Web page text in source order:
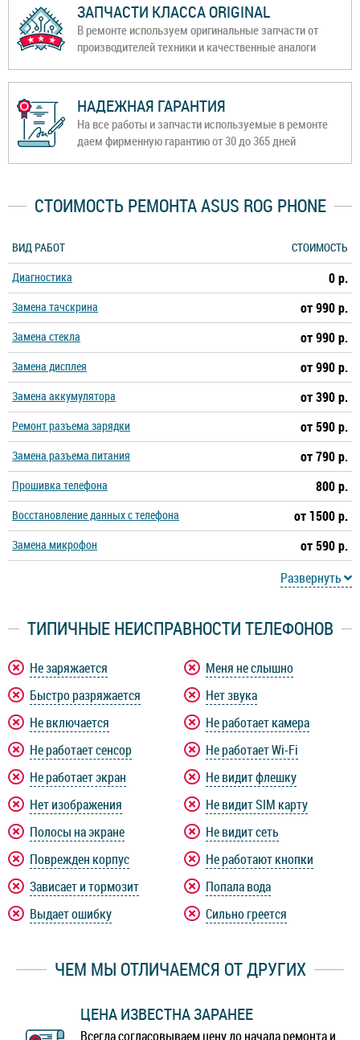
ЗАПЧАСТИ КЛАССА ORIGINAL
В ремонте используем оригинальные запчасти от
производителей техники и качественные аналоги
НАДЕЖНАЯ ГАРАНТИЯ
На все работы и запчасти используемые в ремонте
даем фирменную гарантию от 30 до 365 дней
СТОИМОСТЬ РЕМОНТА ASUS ROG PHONE
ВИД РАБОТ
СТОИМОСТЬ
Диагностика
0 р.
Замена тачскрина от 990 р.
Замена стекла от 990 р.
Замена дисплея от 990 р.
Замена аккумулятора от 390 р.
Ремонт разъема зарядки от 590 р.
Замена разъема питания от 790 р.
Прошивка телефона 800 р.
Восстановление данных с телефона от 1500 р.
Замена микрофон
от 590 р.
Развернуть
ТИПИЧНЫЕ НЕИСПРАВНОСТИ ТЕЛЕФОНОВ
Не заряжается
Быстро разряжается
Не включается
Не работает сенсор
Не работает экран
Нет изображения
Полосы на экране
Поврежден корпус
Зависает и тормозит
Выдает ошибку
Меня не слышно
Нет звука
Не работает камера
Не работает Wi-Fi
Не видит флешку
Не видит SIM карту
Не видит сеть
Не работают кнопки
Попала вода
Сильно греется
ЧЕМ МЫ ОТЛИЧАЕМСЯ ОТ ДРУГИХ
ЦЕНА ИЗВЕСТНА ЗАРАНЕЕ
Всегда согласовываем цену до начала ремонта и